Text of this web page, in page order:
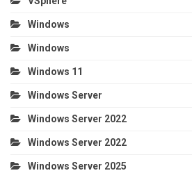
Windows
Windows
Windows 11
Windows Server
Windows Server 2022
Windows Server 2022
Windows Server 2025